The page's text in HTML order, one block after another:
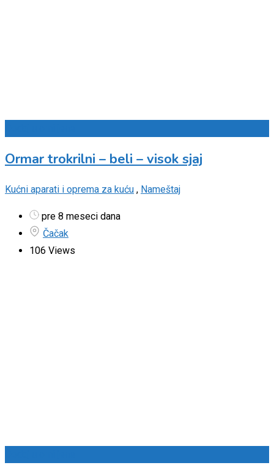
Ormar trokrilni – beli – visok sjaj
Kućni aparati i oprema za kuću , Nameštaj
pre 8 meseci dana
Čačak
106 Views